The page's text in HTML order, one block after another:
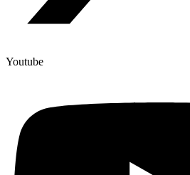
Youtube